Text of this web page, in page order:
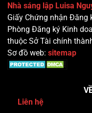
Nhà sáng lập Luisa
Giấy Chứng nhận Đăng
Phòng Đăng ký Kinh
thuộc Sở Tài chính
Sơ đồ web: sitemap
Liên hệ